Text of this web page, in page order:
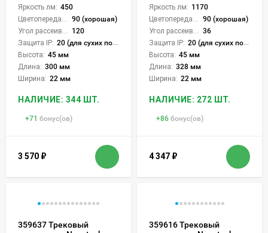
Яркость лм: 450
90 (хорошая)
120
Защита IP: 20 (для сухих пом.)
Высота: 45 мм
Длина: 300 мм
Ширина: 22 мм
НАЛИЧИЕ: 344 ШТ.
+71 бонус(ов)
3 570 ₽
Яркость лм: 1170
90 (хорошая)
36
Защита IP: 20 (для сухих пом.)
Высота: 45 мм
Длина: 328 мм
Ширина: 22 мм
НАЛИЧИЕ: 272 ШТ.
+86 бонус(ов)
4 347 ₽
359637 Трековый
359616 Трековый